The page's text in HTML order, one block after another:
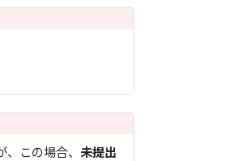
この場合、 未提出